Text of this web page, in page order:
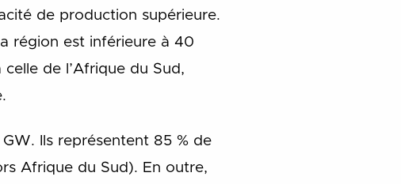
de production supérieure.
région est inférieure à 40
de l’Afrique du Sud,
Ils représentent 85 % de
Afrique du Sud). En outre,